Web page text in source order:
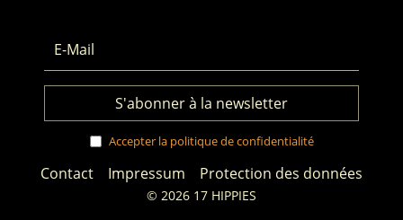
Accepter la politique de confidentialité
Contact Impressum Protection des données
© 2026 17 HIPPIES